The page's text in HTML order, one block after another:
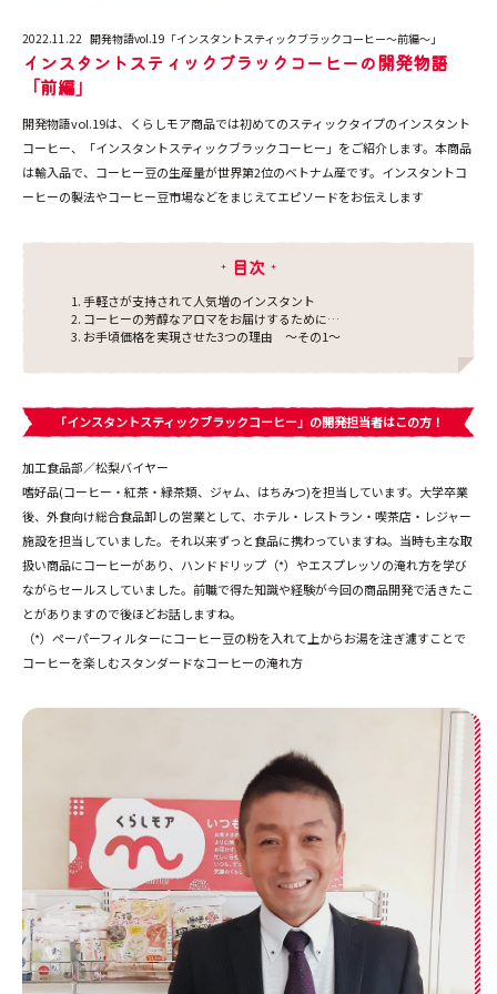
2022.11.22 開発物語vol.19「インスタントスティックブラックコーヒー～前編～」
インスタントスティックブラックコーヒーの開発物語
「前編」
開発物語vol.19は、
くらしモア商品では初めてのスティックタイプのインスタント
コーヒー、「インスタントスティックブラックコーヒー」 をご紹介します。本商品
は輸入品で、コーヒー豆の生産量が世界第2位のベトナム産です。インスタントコ
ーヒーの製法やコーヒー豆市場などをまじえてエピソードをお伝えします
目次
手軽さが支持されて人気増のインスタント
コーヒーの芳醇なアロマをお届けするために…
お手頃価格を実現させた3つの理由 〜その1～
「インスタントスティックブラックコーヒー」の開発担当者はこの方！
加工食品部／松梨バイヤー
嗜好品(コーヒー・紅茶・緑茶類、ジャム、はちみつ)を担当しています。大学卒業
後、外食向け総合食品卸しの営業として、ホテル・レストラン・喫茶店・レジャー
施設を担当していました。それ以来ずっと食品に携わっていますね。当時も主な取
扱い商品にコーヒーがあり、ハンドドリップ（*）やエスプレッソの淹れ方を学び
ながらセールスしていました。前職で得た知識や経験が今回の商品開発で活きたこ
とがありますので後ほどお話しますね。
（*）ペーパーフィルターにコーヒー豆の粉を入れて上からお湯を注ぎ濾すことで
コーヒーを楽しむスタンダードなコーヒーの淹れ方